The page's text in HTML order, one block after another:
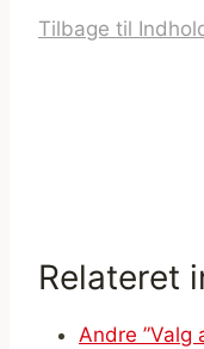
Tilbage til
Relateret
Andre ”Valg